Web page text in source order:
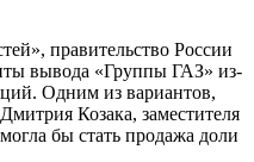
правительство России
вывода «Группы ГАЗ» из-
Одним из вариантов,
Козака, заместителя
бы стать продажа доли